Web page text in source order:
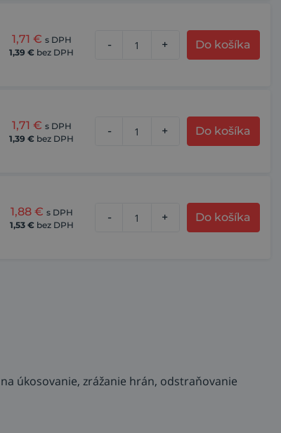
1,71 € s DPH
1,39 € bez DPH
- + Do košíka
1,71 € s DPH
1,39 € bez DPH
- + Do košíka
1,88 € s DPH
1,53 € bez DPH
- + Do košíka
úkosovanie, zrážanie hrán, odstraňovanie